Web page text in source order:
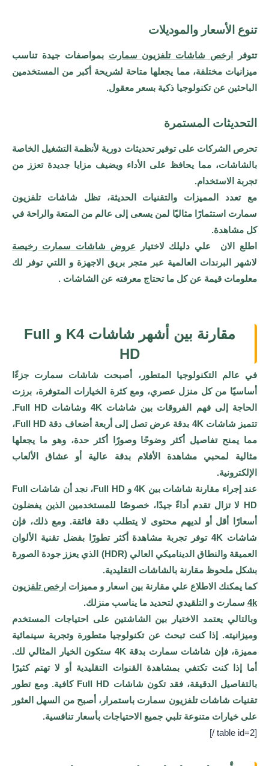
تنوع الأسعار والموديلات
تتوفر ارخص شاشات تلفزيون سمارت بمواصفات جيدة تناسب
ميزانيات مختلفة، مما يجعلها متاحة لشريحة أكبر من المستخدمين
الباحثين عن تكنولوجيا ذكية بسعر معقول.
التحديثات المستمرة
تحرص الشركات على توفير تحديثات دورية لأنظمة التشغيل الخاصة
بالشاشات، مما يحافظ على الأداء ويضيف مزايا جديدة تعزز من
تجربة الاستخدام.
مع تعدد المميزات والتقنيات الحديثة، تظل شاشات تلفزيون
سمارت استثمارًا مثاليًا لمن يسعى إلى عالم من المتعة والراحة في
كل مشاهدة.
اطلع الان علي دلیلك لاختیار عروض شاشات سمارت رخیصة
لاشهر البرندات العالمية عبر متجر بريق الاجهزة و اللتي توفر لك
معلومات قيمة عن كل ما تحتاج معرفته عن الشاشات .
مقارنة بين أشهر شاشات K4 و Full
HD
في عالم التكنولوجيا المتطور، أصبحت شاشات سمارت جزءًا
أساسيًا من كل منزل عصري، ومع كثرة الخيارات المتوفرة، برزت
الحاجة إلى فهم الفروقات بين شاشات 4K وشاشات Full HD.
تتميز شاشات 4K بدقة عرض تصل إلى أربعة أضعاف دقة Full HD،
مما يمنح تفاصيل أكثر وضوحًا وصورًا أكثر حدة، وهو ما يجعلها
مثالية لمحبي مشاهدة الأفلام بدقة عالية أو عشاق الألعاب
الإلكترونية.
عند إجراء مقارنة شاشات بين 4K و Full HD، نجد أن شاشات Full
HD لا تزال تقدم أداءً جيدًا، خصوصًا للمستخدمين الذين يفضلون
أسعارًا أقل أو لديهم محتوى لا يتطلب دقة فائقة. ومع ذلك، فإن
شاشات 4K توفر تجربة مشاهدة أكثر تطورًا بفضل تقنية الألوان
العميقة والنطاق الديناميكي العالي (HDR) الذي يعزز جودة الصورة
بشكل ملحوظ مقارنة بالشاشات التقليدية.
كما يمكنك الاطلاع علي مقارنة بين اسعار و مميزات ارخص تلفزيون
4k سمارت و التلقيدي لتحديد ما يناسب منزلك.
وبالتالي يعتمد الاختيار بين الشاشتين على احتياجات المستخدم
وميزانيته. إذا كنت تبحث عن تكنولوجيا متطورة وتجربة سينمائية
مميزة، فإن شاشات سمارت بدقة 4K ستكون الخيار المثالي لك.
أما إذا كنت تكتفي بمشاهدة القنوات التقليدية أو لا تهتم كثيرًا
بالتفاصيل الدقيقة، فقد تكون شاشات Full HD كافية. ومع تطور
تقنيات شاشات تلفزيون سمارت باستمرار، أصبح من السهل العثور
على خيارات متنوعة تلبي جميع الاحتياجات بأسعار تنافسية.
[table id=2 /]